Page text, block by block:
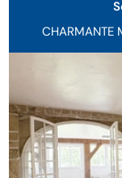
CHARMANTE